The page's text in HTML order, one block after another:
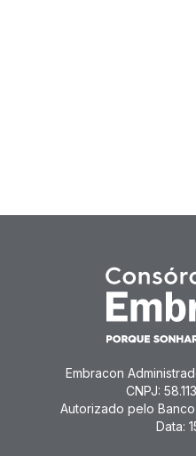
Embracon
CNPJ:
Autorizado pelo
Data: